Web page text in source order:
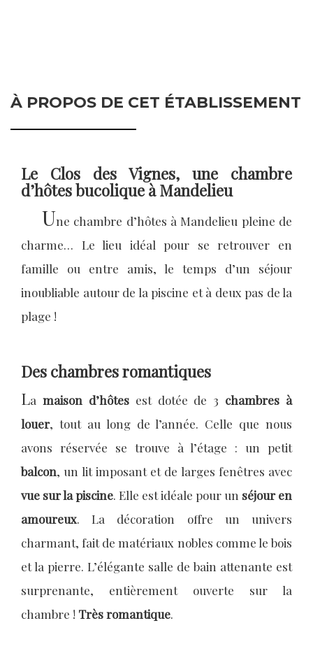
À PROPOS DE CET ÉTABLISSEMENT
Le Clos des Vignes, une chambre
d’hôtes bucolique à Mandelieu
Une chambre d’hôtes à Mandelieu pleine de
charme… Le lieu idéal pour se retrouver en
famille ou entre amis, le temps d’un séjour
inoubliable autour de la piscine et à deux pas de la
plage !
Des chambres romantiques
La maison d’hôtesest dotée de 3 chambres à
louer, tout au long de l’année. Celle que nous
avons réservée se trouve à l’étage : un petit
balcon, un lit imposant et de larges fenêtres avec
vue sur la piscine. Elle est idéale pour un séjour en
amoureux. La décoration offre un univers
charmant, fait de matériaux nobles comme le bois
et la pierre. L’élégante salle de bain attenante est
surprenante, entièrement ouverte sur la
chambre ! Très romantique.